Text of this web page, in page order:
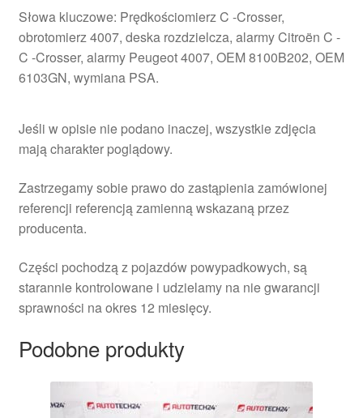
Słowa kluczowe: Prędkościomierz C -Crosser,
obrotomierz 4007, deska rozdzielcza, alarmy Citroën C -
C -Crosser, alarmy Peugeot 4007, OEM 8100B202, OEM
6103GN, wymiana PSA.
Jeśli w opisie nie podano inaczej, wszystkie zdjęcia
mają charakter poglądowy.
Zastrzegamy sobie prawo do zastąpienia zamówionej
referencji referencją zamienną wskazaną przez
producenta.
Części pochodzą z pojazdów powypadkowych, są
starannie kontrolowane i udzielamy na nie gwarancji
sprawności na okres 12 miesięcy.
Podobne produkty